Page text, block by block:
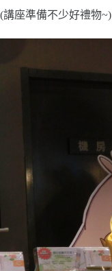
(講座準備不少好禮物~)